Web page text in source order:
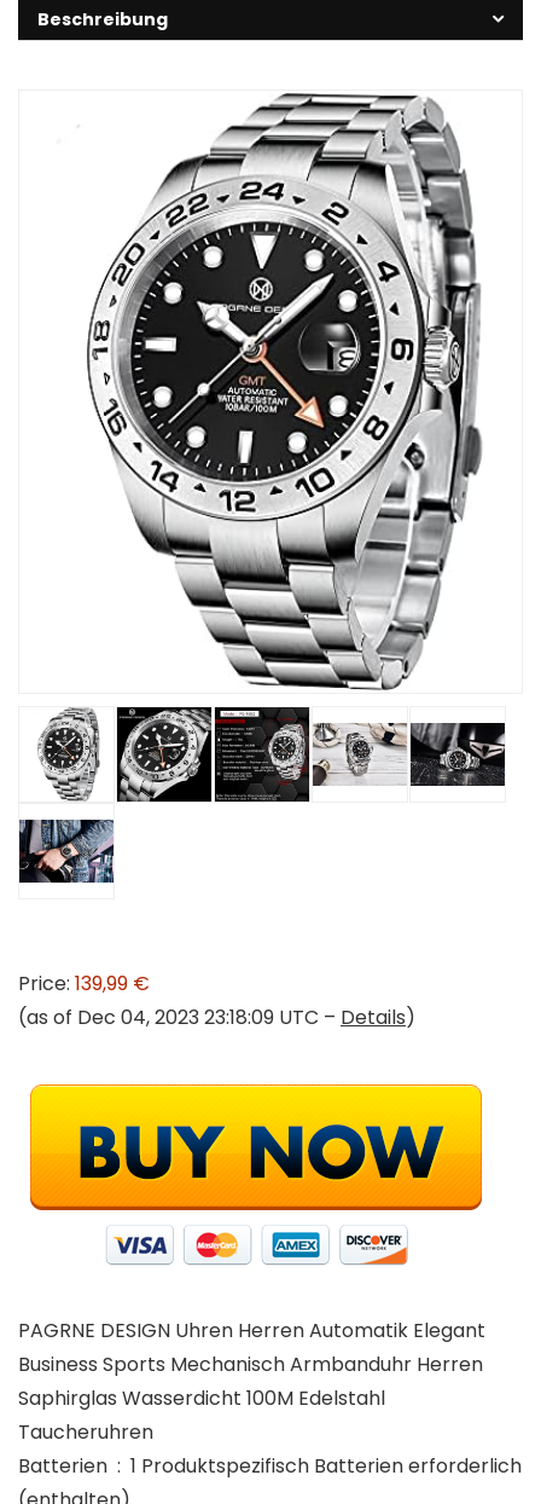
Beschreibung
Price: 139,99 €
(as of Dec 04, 2023 23:18:09 UTC – Details)
PAGRNE DESIGN Uhren Herren Automatik Elegant
Business Sports Mechanisch Armbanduhr Herren
Saphirglas Wasserdicht 100M Edelstahl
Taucheruhren
Batterien ‏ : ‎ 1 Produktspezifisch Batterien erforderlich